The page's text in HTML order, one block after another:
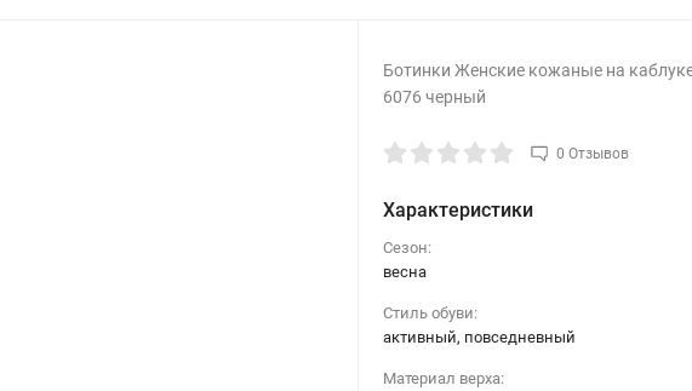
Ботинки Женские кожаные на
6076 черный
0 Отзывов
Характеристики
Сезон:
весна
Стиль обуви:
активный, повседневный
Материал верха: